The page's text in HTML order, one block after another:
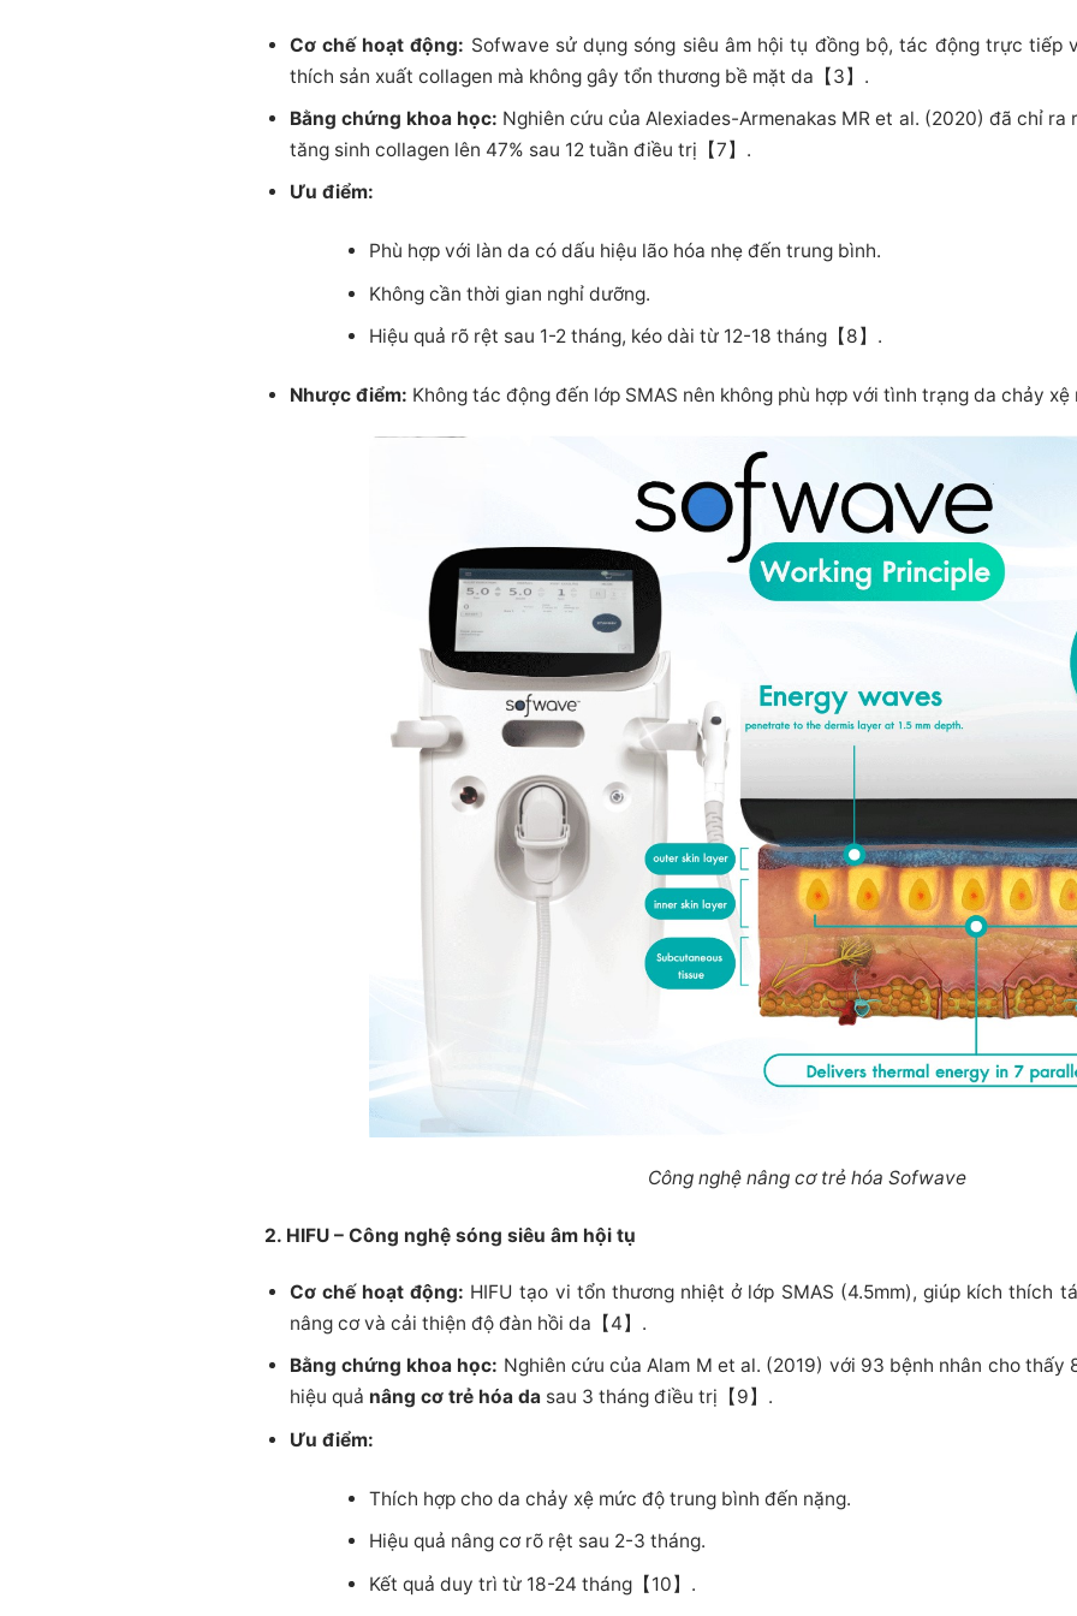
Cơ chế hoạt động: Sofwave sử dụng sóng siêu âm hội tụ đồng bộ, tác động trực tiếp
thích sản xuất collagen mà không gây tổn thương bề mặt da【3】.
Bằng chứng khoa học: Nghiên cứu của Alexiades-Armenakas MR et al. (2020) đã chỉ
tăng sinh collagen lên 47% sau 12 tuần điều trị【7】.
Ưu điểm:
Phù hợp với làn da có dấu hiệu lão hóa nhẹ đến trung bình.
Không cần thời gian nghỉ dưỡng.
Hiệu quả rõ rệt sau 1-2 tháng, kéo dài từ 12-18 tháng【8】.
Nhược điểm: Không tác động đến lớp SMAS nên không phù hợp với tình trạng da chảy xệ
Công nghệ nâng cơ trẻ hóa Sofwave
2. HIFU – Công nghệ sóng siêu âm hội tụ
Cơ chế hoạt động: HIFU tạo vi tổn thương nhiệt ở lớp SMAS (4.5mm), giúp kích thích
nâng cơ và cải thiện độ đàn hồi da【4】.
Bằng chứng khoa học: Nghiên cứu của Alam M et al. (2019) với 93 bệnh nhân cho thấy
hiệu quả nâng cơ trẻ hóa da sau 3 tháng điều trị【9】.
Ưu điểm:
Thích hợp cho da chảy xệ mức độ trung bình đến nặng.
Hiệu quả nâng cơ rõ rệt sau 2-3 tháng.
Kết quả duy trì từ 18-24 tháng【10】.